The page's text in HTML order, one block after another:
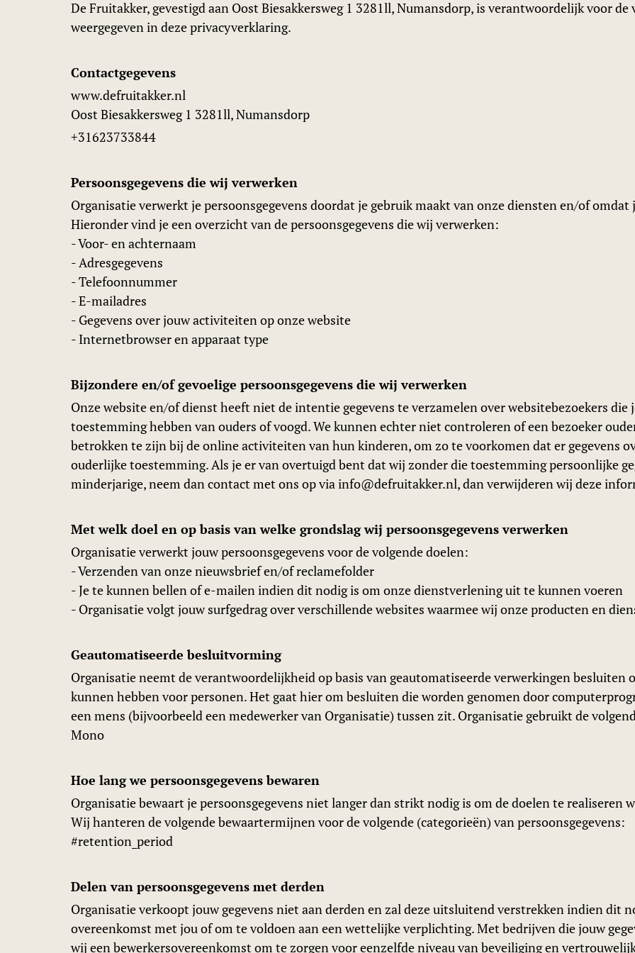
De Fruitakker, gevestigd aan Oost Biesakkersweg 1 3281ll, Numansdorp, is verantwoordelijk voor
weergegeven in deze privacyverklaring.
Contactgegevens
www.defruitakker.nl
Oost Biesakkersweg 1 3281ll, Numansdorp
+31623733844
Persoonsgegevens die wij verwerken
Organisatie verwerkt je persoonsgegevens doordat je gebruik maakt van onze diensten en/of omdat
Hieronder vind je een overzicht van de persoonsgegevens die wij verwerken:
- Voor- en achternaam
- Adresgegevens
- Telefoonnummer
- E-mailadres
- Gegevens over jouw activiteiten op onze website
- Internetbrowser en apparaat type
Bijzondere en/of gevoelige persoonsgegevens die wij verwerken
Onze website en/of dienst heeft niet de intentie gegevens te verzamelen over websitebezoekers die
toestemming hebben van ouders of voogd. We kunnen echter niet controleren of een bezoeker
betrokken te zijn bij de online activiteiten van hun kinderen, om zo te voorkomen dat er gegevens
ouderlijke toestemming. Als je er van overtuigd bent dat wij zonder die toestemming persoonlijke
minderjarige, neem dan contact met ons op via info@defruitakker.nl, dan verwijderen wij deze
Met welk doel en op basis van welke grondslag wij persoonsgegevens verwerken
Organisatie verwerkt jouw persoonsgegevens voor de volgende doelen:
- Verzenden van onze nieuwsbrief en/of reclamefolder
- Je te kunnen bellen of e-mailen indien dit nodig is om onze dienstverlening uit te kunnen voeren
- Organisatie volgt jouw surfgedrag over verschillende websites waarmee wij onze producten en
Geautomatiseerde besluitvorming
Organisatie neemt de verantwoordelijkheid op basis van geautomatiseerde verwerkingen besluiten
kunnen hebben voor personen. Het gaat hier om besluiten die worden genomen door
een mens (bijvoorbeeld een medewerker van Organisatie) tussen zit. Organisatie gebruikt de
Mono
Hoe lang we persoonsgegevens bewaren
Organisatie bewaart je persoonsgegevens niet langer dan strikt nodig is om de doelen te realiseren
Wij hanteren de volgende bewaartermijnen voor de volgende (categorieën) van persoonsgegevens:
#retention_period
Delen van persoonsgegevens met derden
Organisatie verkoopt jouw gegevens niet aan derden en zal deze uitsluitend verstrekken indien dit
overeenkomst met jou of om te voldoen aan een wettelijke verplichting. Met bedrijven die jouw
wij een bewerkersovereenkomst om te zorgen voor eenzelfde niveau van beveiliging en